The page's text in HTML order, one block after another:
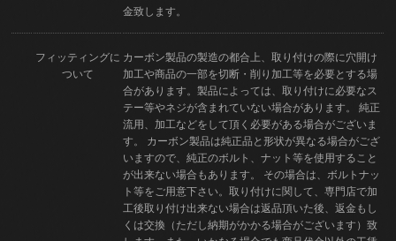
金致します。
フィッティングに
ついて
カーボン製品の製造の都合上、取り付けの際に穴開け
加工や商品の一部を切断・削り加工等を必要とする場
合があります。製品によっては、取り付けに必要なス
テー等やネジが含まれていない場合があります。 純正
流用、加工などをして頂く必要がある場合がございま
す。 カーボン製品は純正品と形状が異なる場合がござ
いますので、純正のボルト、ナット等を使用すること
が出来ない場合もあります。 その場合は、ボルトナッ
ト等をご用意下さい。取り付けに関して、専門店で加
工後取り付け出来ない場合は返品頂いた後、返金もし
くは交換（ただし納期がかかる場合がございます）致